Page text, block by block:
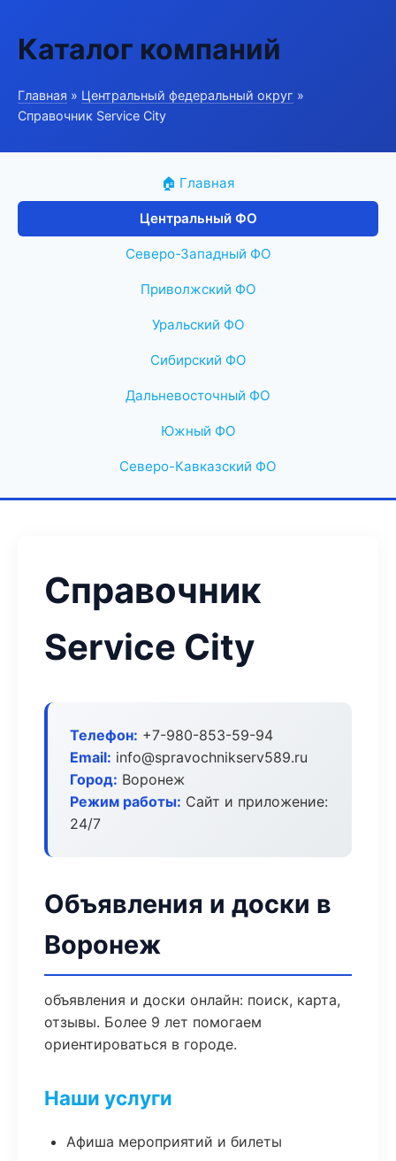
Каталог компаний
Главная » Центральный федеральный округ »
Справочник Service City
🏠 Главная
Центральный ФО
Северо-Западный ФО
Приволжский ФО
Уральский ФО
Сибирский ФО
Дальневосточный ФО
Южный ФО
Северо-Кавказский ФО
Справочник
Service City
Телефон: +7-980-853-59-94
Email: info@spravochnikserv589.ru
Город: Воронеж
Режим работы: Сайт и приложение:
24/7
Объявления и доски в
Воронеж
объявления и доски онлайн: поиск, карта,
отзывы. Более 9 лет помогаем
ориентироваться в городе.
Наши услуги
Афиша мероприятий и билеты